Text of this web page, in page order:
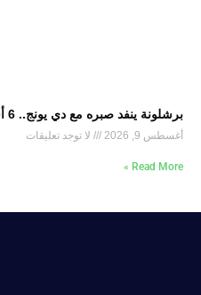
برشلونة ينفد صبره مع دي يونج.. 6 أسابيع بلا تحسن!
أغسطس 9, 2026 لا توجد تعليقات
Read More »